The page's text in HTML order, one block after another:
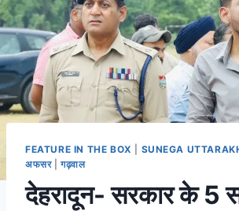
FEATURE IN THE BOX SUNEGA
अफसर|गढ़वाल
देहरादून- सरकार के 5